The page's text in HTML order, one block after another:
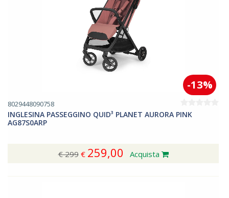
8029448090758
INGLESINA PASSEGGINO QUID³ PLANET AURORA PINK
AG87S0ARP
€ 299€ 259,00
-13%
Acquista